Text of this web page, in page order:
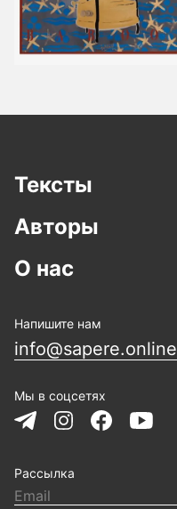
Тексты
Авторы
О нас
Напишите нам
info@sapere.online
Мы в соцсетях
Рассылка